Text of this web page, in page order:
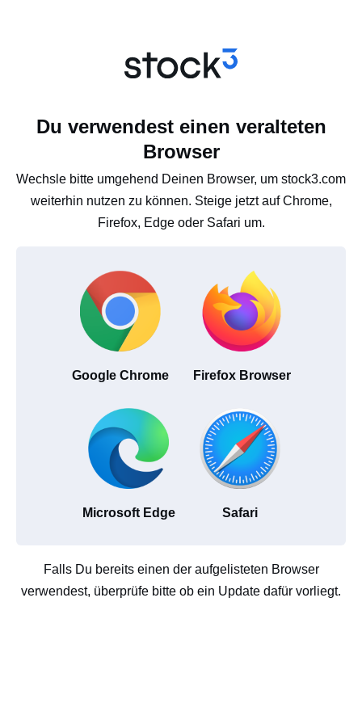
Du verwendest einen veralteten
Browser
Wechsle bitte umgehend Deinen Browser, um stock3.com
weiterhin nutzen zu können. Steige jetzt auf Chrome,
Firefox, Edge oder Safari um.
Google Chrome Firefox Browser
Microsoft Edge Safari
Falls Du bereits einen der aufgelisteten Browser
verwendest, überprüfe bitte ob ein Update dafür vorliegt.